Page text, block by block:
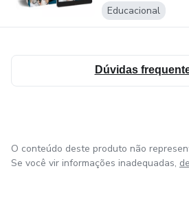
Educacional
Dúvidas
O conteúdo deste produto não
Se você vir informações inadequadas,